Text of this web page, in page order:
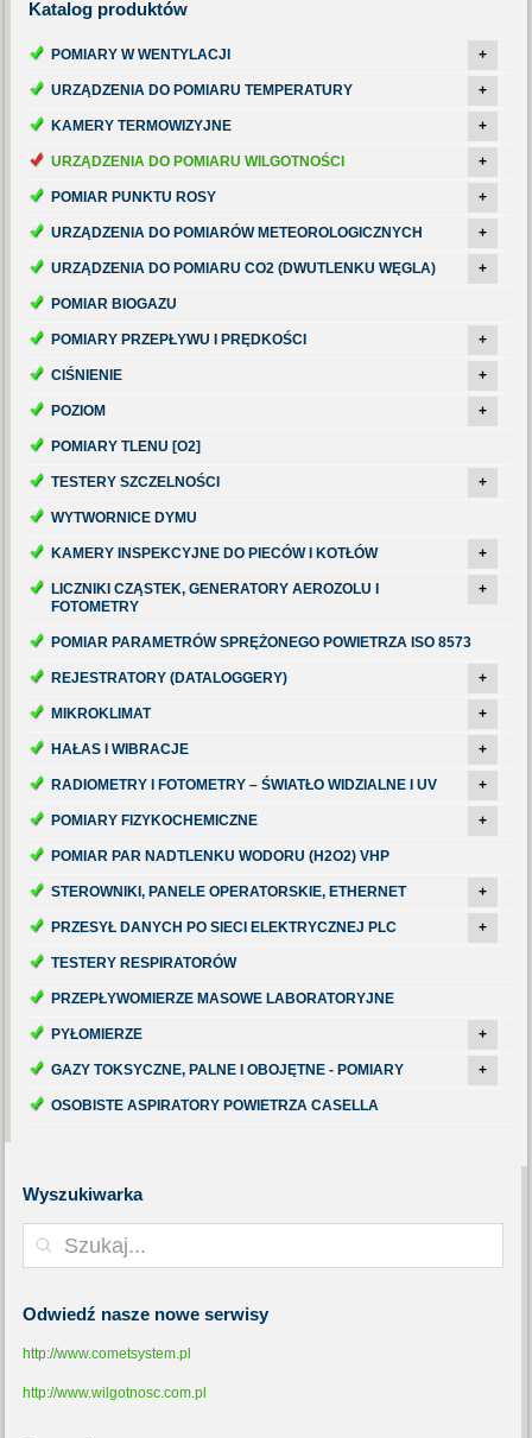
Katalog produktów
POMIARY W WENTYLACJI +
URZĄDZENIA DO POMIARU TEMPERATURY +
KAMERY TERMOWIZYJNE +
URZĄDZENIA DO POMIARU WILGOTNOŚCI +
POMIAR PUNKTU ROSY +
URZĄDZENIA DO POMIARÓW METEOROLOGICZNYCH +
URZĄDZENIA DO POMIARU CO2 (DWUTLENKU WĘGLA) +
POMIAR BIOGAZU
POMIARY PRZEPŁYWU I PRĘDKOŚCI +
CIŚNIENIE +
POZIOM +
POMIARY TLENU [O2]
TESTERY SZCZELNOŚCI +
WYTWORNICE DYMU
KAMERY INSPEKCYJNE DO PIECÓW I KOTŁÓW +
LICZNIKI CZĄSTEK, GENERATORY AEROZOLU I
FOTOMETRY
+
POMIAR PARAMETRÓW SPRĘŻONEGO POWIETRZA ISO 8573
REJESTRATORY (DATALOGGERY) +
MIKROKLIMAT +
HAŁAS I WIBRACJE +
RADIOMETRY I FOTOMETRY – ŚWIATŁO WIDZIALNE I UV +
POMIARY FIZYKOCHEMICZNE +
POMIAR PAR NADTLENKU WODORU (H2O2) VHP
STEROWNIKI, PANELE OPERATORSKIE, ETHERNET +
PRZESYŁ DANYCH PO SIECI ELEKTRYCZNEJ PLC +
TESTERY RESPIRATORÓW
PRZEPŁYWOMIERZE MASOWE LABORATORYJNE
PYŁOMIERZE +
GAZY TOKSYCZNE, PALNE I OBOJĘTNE - POMIARY +
OSOBISTE ASPIRATORY POWIETRZA CASELLA
Wyszukiwarka
Odwiedź nasze nowe serwisy
http://www.cometsystem.pl
http://www.wilgotnosc.com.pl